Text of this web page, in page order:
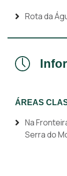
Rota da
ÁREAS
Na
Serra do